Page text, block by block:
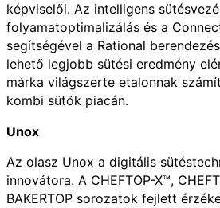
képviselői. Az intelligens
folyamatoptimalizálás és a
segítségével a Rational
lehető legjobb sütési eredmény
márka világszerte etalonnak
kombi sütők piacán.
Unox
Az olasz Unox a digitális
innovátora. A CHEFTOP-X™,
BAKERTOP sorozatok fejlett